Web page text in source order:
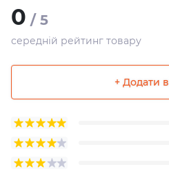
0 / 5
середній рейтинг товару
+ Додати